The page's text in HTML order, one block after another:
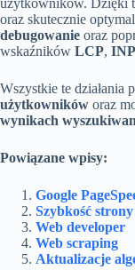
użytkowników. Dzięki
oraz skutecznie
debugowanie oraz
wskaźników LCP, INP
Wszystkie te działania
użytkowników oraz
wynikach
Powiązane wpisy:
Google
Szybkość strony
Web developer
Web scraping
Aktualizacje